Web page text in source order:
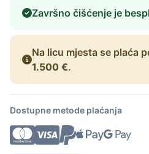
Završno čišćenje je
Na licu mjesta se plaća
1.500 €.
Dostupne metode plaćanja